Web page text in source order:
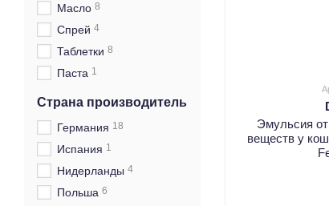
Эмульсия
веществ у
Масло 8
Спрей 4
Таблетки 8
Паста 1
Страна производитель
Германия 18
Испания 1
Нидерланды 4
Польша 6